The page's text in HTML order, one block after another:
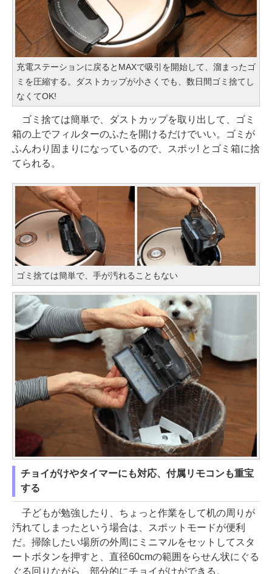
充電ステーションに戻るとMAXで吸引を開始して、溜まったゴ
ミを圧縮する。ダストカップが小さくでも、数日間ゴミ捨てし
なくてOK!
ゴミ捨ては簡単で、ダストカップを取り出して、ゴミ
箱の上でフィルターのふたを開けるだけでいい。ゴミが
ふんわり固まりになっているので、スポッ! とゴミ箱に捨
てられる。
ゴミ捨ては簡単で、手が汚れることもない
チョイがけやタイマーにも対応、付属リモコンも重宝
する
子どもが勉強したり、ちょっと作業をして机の周りが
汚れてしまったという場合は、スポットモードが便利
だ。掃除したい場所の外周にミニマルをセットしてスタ
ートボタンを押すと、直径60cmの範囲をらせん状にぐる
ぐる回りながら、部分的にチョイがけができる。